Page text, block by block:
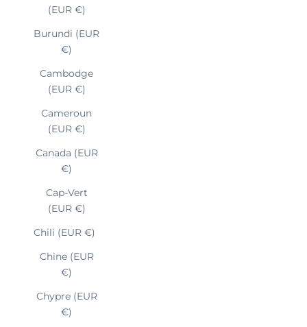
(EUR €)
Burundi (EUR
€)
Cambodge
(EUR €)
Cameroun
(EUR €)
Canada (EUR
€)
Cap-Vert
(EUR €)
Chili (EUR €)
Chine (EUR
€)
Chypre (EUR
€)